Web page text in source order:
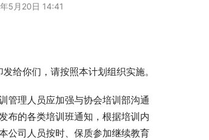
5月20日 14:41
给你们，请按照本计划组织实施。
管理人员应加强与协会培训部沟通
布的各类培训班通知，根据培训内
公司人员按时、保质参加继续教育